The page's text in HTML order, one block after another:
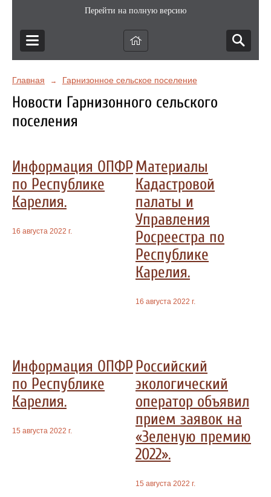
Перейти на полную версию
Главная → Гарнизонное сельское поселение
Новости Гарнизонного сельского
поселения
Информация ОПФР
по Республике
Карелия.
16 августа 2022 г.
Материалы
Кадастровой
палаты и
Управления
Росреестра по
Республике
Карелия.
16 августа 2022 г.
Информация ОПФР
по Республике
Карелия.
15 августа 2022 г.
Российский
экологический
оператор объявил
прием заявок на
«Зеленую премию
2022».
15 августа 2022 г.